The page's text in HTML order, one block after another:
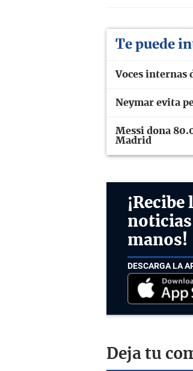
Te puede
Voces internas
Neymar evita
Messi dona
Madrid
manos!
DESCARGA LA
Deja tu